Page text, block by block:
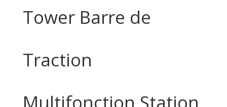
Tower Barre de
Traction